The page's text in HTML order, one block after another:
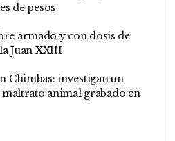
de pesos
armado y con dosis de
Juan XXIII
Chimbas: investigan un
maltrato animal grabado en